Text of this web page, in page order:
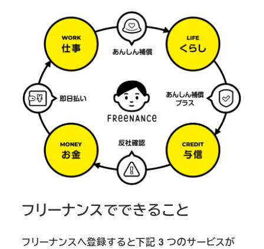
フリーナンスでできること
フリーナンスへ登録すると下記 3 つのサービスが